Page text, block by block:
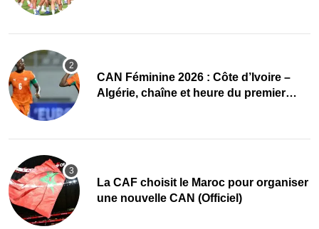
CAN Féminine 2026 : Côte d’Ivoire –
Algérie, chaîne et heure du premier
La CAF choisit le Maroc pour organiser
une nouvelle CAN (Officiel)